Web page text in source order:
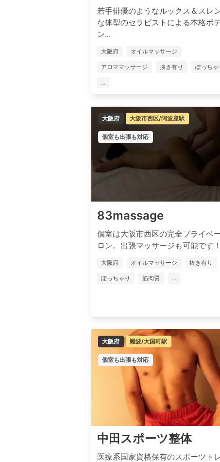
若手俳優のようなルックス＆スレ
な体型のセラピストによる本格ボ
ン...
大阪府 オイルマッサージ
アロママッサージ 抜き有り ぽっちゃ
...
大阪府 大阪市西区/阿波座駅
個室も出張も対応
83massage
個室は大阪市西区の完全プライベ
ロン。出張マッサージも可能です
大阪府 オイルマッサージ 抜き有り
ぽっちゃり 筋肉質 ...
大阪府 難波/大国町駅
個室も出張も対応
中田スポーツ整体
医療系国家資格保有のスポーツト